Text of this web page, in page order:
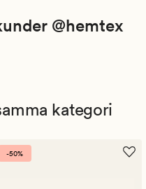
@hemtex
kategori
-50%